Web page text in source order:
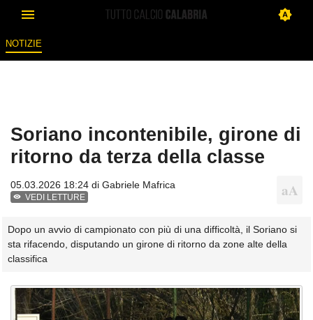
NOTIZIE
Soriano incontenibile, girone di
ritorno da terza della classe
05.03.2026 18:24 di Gabriele Mafrica
VEDI LETTURE
Dopo un avvio di campionato con più di una difficoltà, il Soriano si
sta rifacendo, disputando un girone di ritorno da zone alte della
classifica